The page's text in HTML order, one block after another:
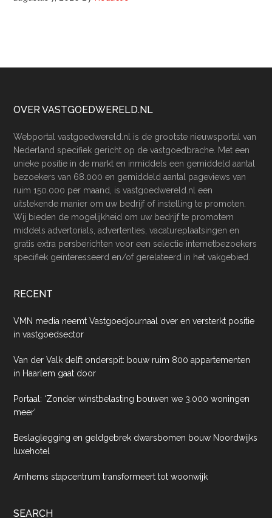
Footer
OVER VASTGOEDWERELD.NL
Webportal vastgoedwereld.nl is de grootste nieuwsportal van
Nederland specifiek gericht op de vastgoedbrache. Met een
unieke positie in de markt en inmiddels een gemiddeld aantal
bezoekers van 68.000 en gemiddeld aantal pageviews van
ruim 150.000 per maand, is vastgoedwereld.nl een
uitstekende manier om uw bedrijf of instelling te promoten.
Wij bieden de mogelijkheid om uw bedrijf te promotem
middels advertorials, advertenties, vacatureplaatsingen en
gratis extra persberichten voor een selectie internetbezoekers
specifiek geïnteresseerd en/of gerelateerd in het vakgebied.
RECENT
VMN media neemt Vastgoedjournaal over en versterkt positie
in vastgoedsector
Van der Valk delft onderspit: bouw ruim 800 appartementen
in Haarlem gaat door
Portaal: ‘Zonder winstbelasting bouwen we 3.000 woningen
meer’
Beslaglegging en geldgebrek dwarsbomen bouw Noordwijks
luxehotel
Arnhems stapcentrum transformeert tot woonwijk
SEARCH